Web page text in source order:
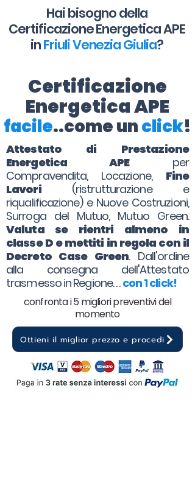
Hai bisogno della
Certificazione Energetica APE
inFriuli Venezia Giulia?
Certificazione
Energetica APE
facile..come unclick!
Attestato di Prestazione
Energetica APEper
Compravendita, Locazione, Fine
Lavori(ristrutturazione e
riqualificazione) e Nuove Costruzioni,
Surroga del Mutuo, Mutuo Green.
Valuta se rientri almeno in
classe D e mettiti in regola con il
Decreto Case Green. Dall'ordine
alla consegna dell'Attestato
trasmesso in Regione. . .con 1 click!
confronta i 5 migliori preventivi del
momento
Ottieni il miglior prezzo e procedi